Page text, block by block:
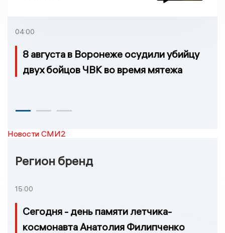
04:00
8 августа в Воронеже осудили убийцу
двух бойцов ЧВК во время мятежа
Новости СМИ2
Регион бренд
15:00
Сегодня - день памяти летчика-
космонавта Анатолия Филипченко